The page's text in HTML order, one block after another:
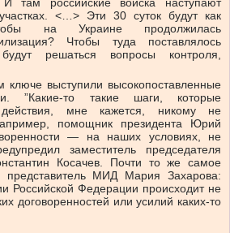
там российские войска наступают
<…> Эти 30 суток будут как
на Украине продолжилась
Чтобы туда поставлялось
решаться вопросы контроля,
ключе выступили высокопоставленные
”Какие-то такие шаги, которые
мне кажется, никому не
помощник президента Юрий
— на наших условиях, не
заместитель председателя
Косачев. Почти то же самое
представитель МИД Мария Захарова:
Российской Федерации происходит не
договоренностей или усилий каких-то